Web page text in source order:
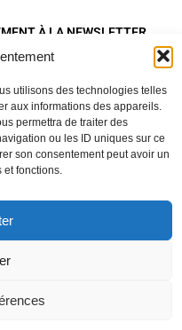
utilisons des technologies telles
aux informations des appareils.
permettra de traiter des
ou les ID uniques sur ce
son consentement peut avoir un
et fonctions.
À LA NEWSLETTER
Created with
using